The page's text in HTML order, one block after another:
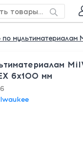
по мультиматериалам
6x100 мм